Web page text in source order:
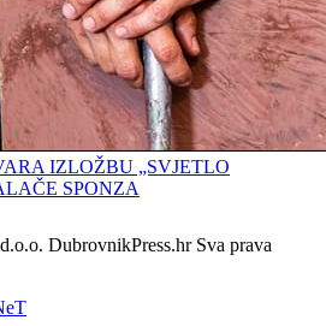
IZLOŽBU „SVJETLO
SPONZA
DubrovnikPress.hr Sva prava